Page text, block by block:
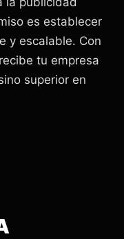
es establecer
y escalable. Con
tu empresa
superior en